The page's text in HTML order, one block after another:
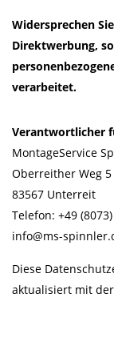
Widersprechen
Direktwerbung,
verarbeitet.
Verantwortlicher
MontageService
Oberreither Weg 5
83567 Unterreit
Telefon: +49
info@ms-
Diese
aktualisiert mit